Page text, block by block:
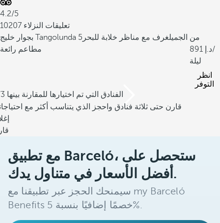
4.2/5
10207 تعليقات النزلاء
بجوار خليج Tangolunda الجميلغرف مع مناظر خلابة للبحر 5
مطاعم رائعة
من
891
/
ليلة
انظر
التوفر
/3 الفنادق التي تم اختيارها للمقارنة بينها
قارن حتى ثلاثة فنادق واحجز الذي يتناسب أكثر مع
مع تطبيق Barceló، ستحصل على
أفضل الأسعار في متناول يدك.
سيمنحك الحجز عبر تطبيقنا مع my Barceló
Benefits خصمًا إضافيًا بنسبة 5%.